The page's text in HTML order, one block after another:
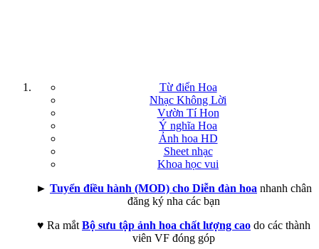
Từ điển Hoa
Nhạc Không Lời
Vườn Tí Hon
Ý nghĩa Hoa
Ảnh hoa HD
Sheet nhạc
Khoa học vui
► Tuyển điều hành (MOD) cho Diễn đàn hoa nhanh chân
đăng ký nha các bạn
♥ Ra mắt Bộ sưu tập ảnh hoa chất lượng cao do các thành
viên VF đóng góp